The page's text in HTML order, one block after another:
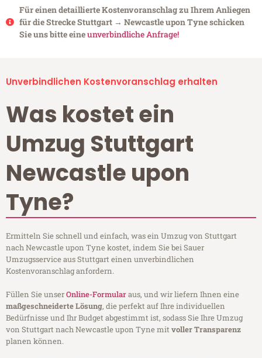
Für einen detaillierte Kostenvoranschlag zu Ihrem Anliegen
für die Strecke Stuttgart → Newcastle upon Tyne schicken
Sie uns bitte eineunverbindliche Anfrage!
Unverbindlichen Kostenvoranschlag erhalten
Was kostet ein
Umzug Stuttgart
Newcastle upon
Tyne?
Ermitteln Sie schnell und einfach, was ein Umzug von Stuttgart
nach Newcastle upon Tyne kostet, indem Sie bei Sauer
Umzugsservice aus Stuttgart einen unverbindlichen
Kostenvoranschlag anfordern.
Füllen Sie unserOnline-Formularaus, und wir liefern Ihnen eine
maßgeschneiderte Lösung, die perfekt auf Ihre individuellen
Bedürfnisse und Ihr Budget abgestimmt ist, sodass Sie Ihre Umzug
von Stuttgart nach Newcastle upon Tyne mitvoller Transparenz
planen können.